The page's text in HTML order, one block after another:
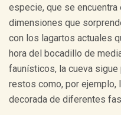
especie, que se
dimensiones que
con los lagartos actuales
hora del bocadillo de
faunísticos, la cueva sigue
restos como, por ejemplo,
decorada de diferentes